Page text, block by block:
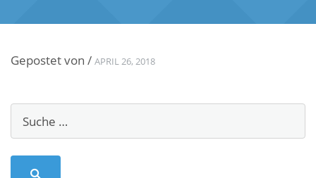
Gepostet von / APRIL 26, 2018